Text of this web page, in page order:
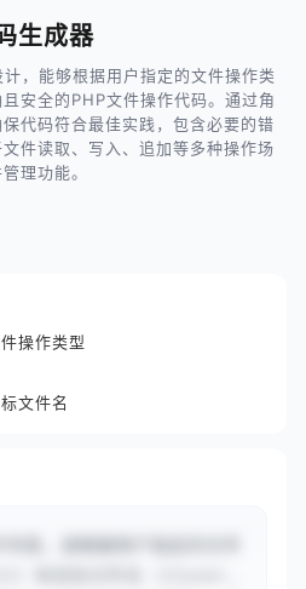
生成器
，能够根据用户指定的文件操作类
安全的PHP文件操作代码。通过角
代码符合最佳实践，包含必要的错
件读取、写入、追加等多种操作场
理功能。
操作类型
文件名